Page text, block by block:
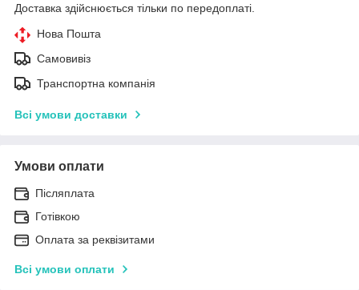
Доставка здійснюється тільки по передоплаті.
Нова Пошта
Самовивіз
Транспортна компанія
Всі умови доставки
Умови оплати
Післяплата
Готівкою
Оплата за реквізитами
Всі умови оплати